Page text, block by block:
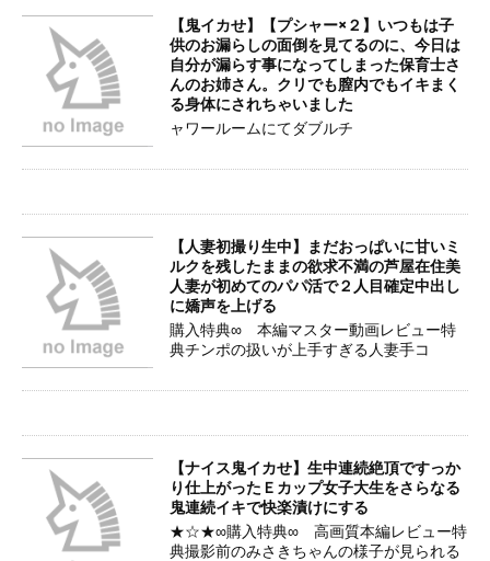
【鬼イカせ】【プシャー×２】いつもは子
供のお漏らしの面倒を見てるのに、今日は
自分が漏らす事になってしまった保育士さ
んのお姉さん。クリでも膣内でもイキまく
る身体にされちゃいました
ャワールームにてダブルチ
【人妻初撮り生中】まだおっぱいに甘いミ
ルクを残したままの欲求不満の芦屋在住美
人妻が初めてのパパ活で２人目確定中出し
に嬌声を上げる
購入特典∞ 本編マスター動画レビュー特
典チンポの扱いが上手すぎる人妻手コ
【ナイス鬼イカせ】生中連続絶頂ですっか
り仕上がったＥカップ女子大生をさらなる
鬼連続イキで快楽漬けにする
★☆★∞購入特典∞ 高画質本編レビュー特
典撮影前のみさきちゃんの様子が見られる